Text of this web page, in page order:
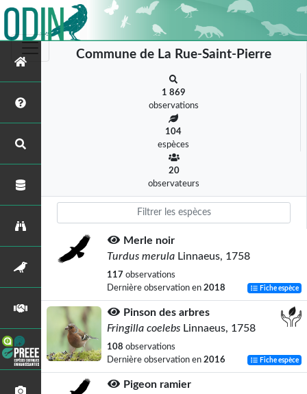
Commune de La Rue-Saint-Pierre
1 869
observations
104
espèces
20
observateurs
Merle noir
Turdus merula Linnaeus, 1758
117 observations
Dernière observation en 2018 Fiche espèce
Pinson des arbres
Fringilla coelebs Linnaeus, 1758
108 observations
Dernière observation en 2016 Fiche espèce
Pigeon ramier